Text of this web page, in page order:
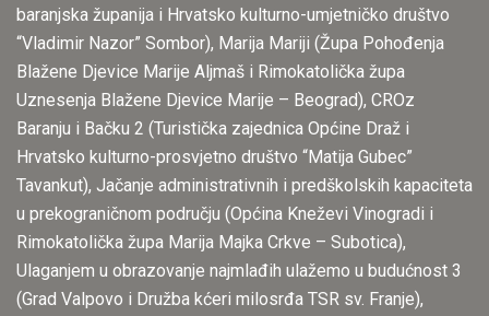
baranjska županija i Hrvatsko kulturno-umjetničko društvo
“Vladimir Nazor” Sombor​), Marija Mariji (Župa Pohođenja
Blažene Djevice Marije Aljmaš​ i Rimokatolička župa
Uznesenja Blažene Djevice Marije – Beograd​), CROz
Baranju i Bačku 2 (Turistička zajednica Općine Draž i
Hrvatsko kulturno-prosvjetno društvo “Matija Gubec”
Tavankut), Jačanje administrativnih i predškolskih kapaciteta
u prekograničnom području (Općina Kneževi Vinogradi i
Rimokatolička župa Marija Majka Crkve – Subotica​),
Ulaganjem u obrazovanje najmlađih ulažemo u budućnost 3
(Grad Valpovo i Družba kćeri milosrđa TSR sv. Franje),